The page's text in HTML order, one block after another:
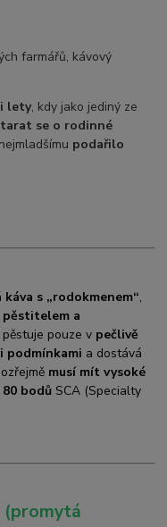
farmářů, kávový
lety, kdy jako jediný ze
se o rodinné
podařilo
káva s „rodokmenem“,
a
pouze v pečlivě
podmínkami a dostává
musí mít vysoké
bodů SCA (Specialty
(promytá